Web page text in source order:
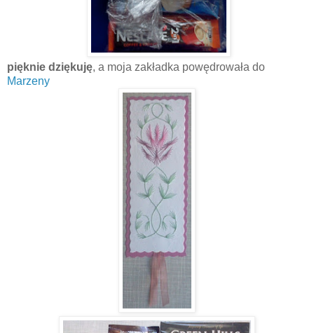
pięknie dziękuję, a moja zakładka powędrowała do
Marzeny